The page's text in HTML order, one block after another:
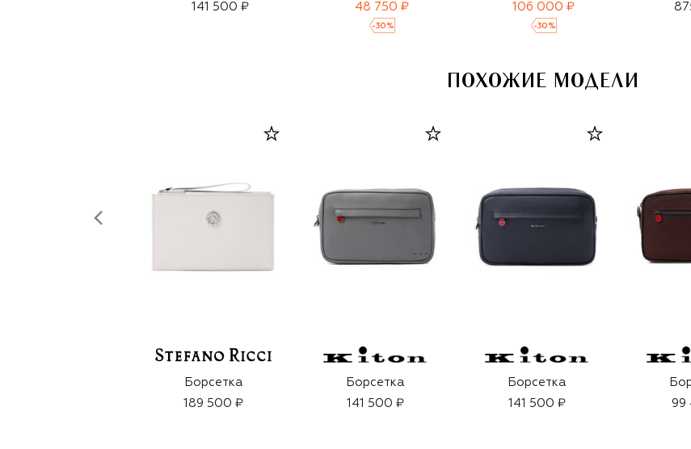
141 500 ₽
48 750 ₽
-30 %
106 000 ₽
-30 %
ПОХОЖИЕ МОДЕЛИ
Борсетка
189 500 ₽
Борсетка
141 500 ₽
Борсетка
141 500 ₽
99